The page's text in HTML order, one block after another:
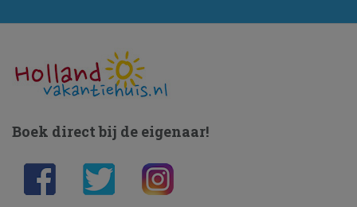
Boek direct bij de eigenaar!